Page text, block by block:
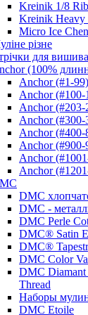
Kreinik 1/8
Kreinik Heavy
Micro Ice
різне
для
(100%
Anchor (#1-99)
Anchor (#100-
Anchor (#203-
Anchor (#300-
Anchor (#400-
Anchor (#900-
Anchor
Anchor
DMC
DMC -
DMC Perle
DMC® Satin
DMC®
DMC Color
DMC
Thread
Наборы
DMC Etoile